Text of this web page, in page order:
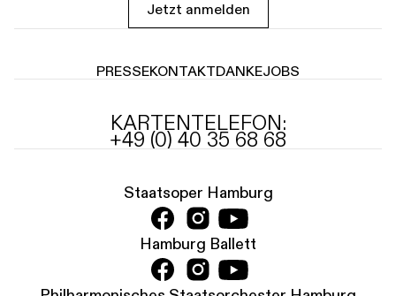
Jetzt anmelden
PRESSEKONTAKTDANKEJOBS
KARTENTELEFON:
+49 (0) 40 35 68 68
Staatsoper Hamburg
Hamburg Ballett